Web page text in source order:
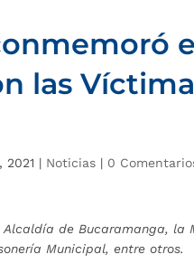
las
2021 | Noticias | 0
de Bucaramanga, la
Municipal, entre otros.